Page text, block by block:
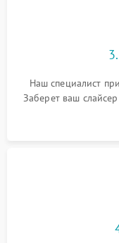
Наш специалист
Заберет ваш